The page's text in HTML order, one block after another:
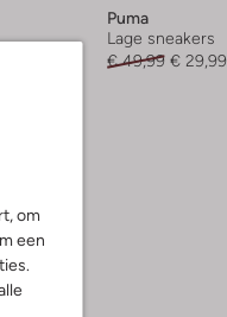
om
een
Puma
Lage sneakers
€ 49,99 € 29,99